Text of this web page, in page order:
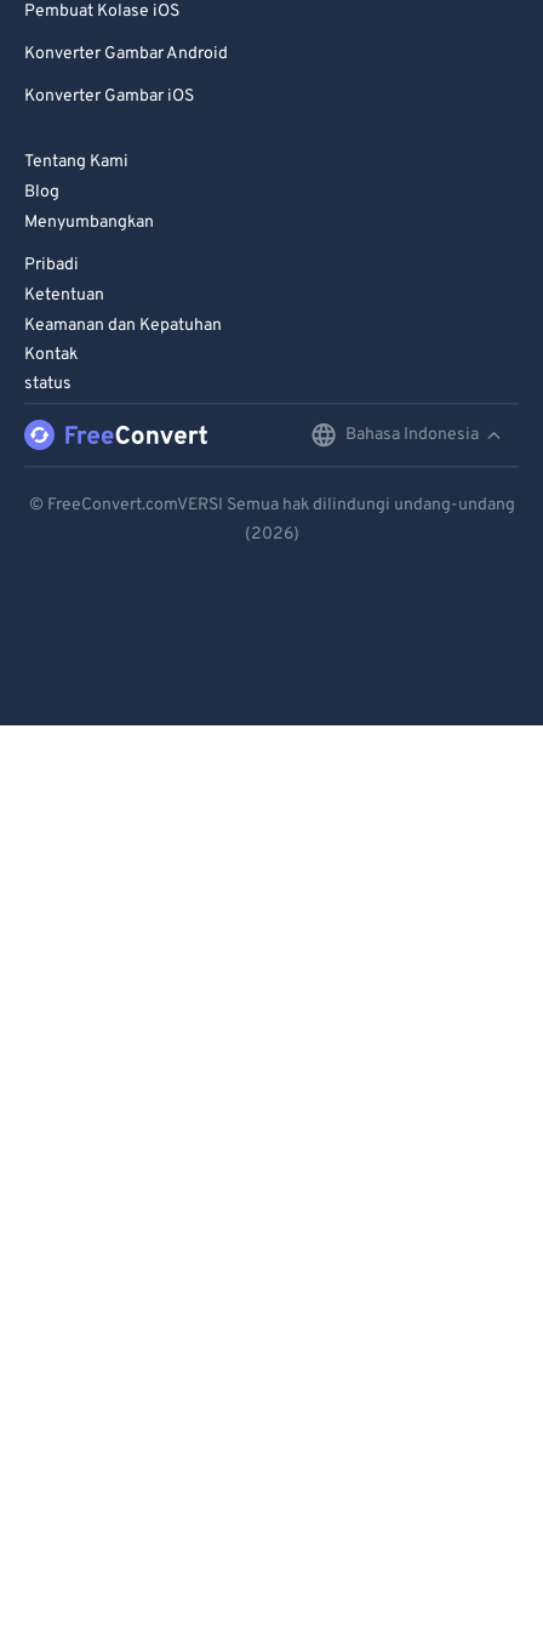
Pembuat Kolase iOS
Konverter Gambar Android
Konverter Gambar iOS
Tentang Kami
Blog
Menyumbangkan
Pribadi
Ketentuan
Keamanan dan Kepatuhan
Kontak
status
Bahasa Indonesia
Español
© FreeConvert.comVERSI Semua hak dilindungi undang-undang
(2026)